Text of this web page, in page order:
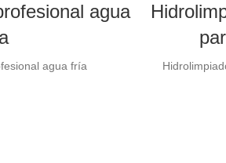
agua
agua fría